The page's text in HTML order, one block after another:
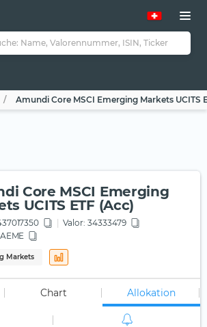
Amundi Core MSCI Emerging Markets UCITS
Core MSCI Emerging
UCITS ETF (Acc)
Valor: 34333479
AEME
Markets
Chart Allokation